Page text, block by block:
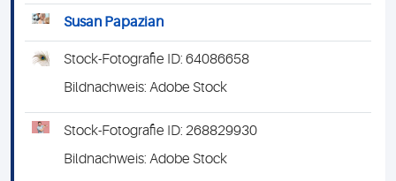
Susan Papazian
Stock-Fotografie ID: 64086658
Bildnachweis: Adobe Stock
Stock-Fotografie ID: 268829930
Bildnachweis: Adobe Stock